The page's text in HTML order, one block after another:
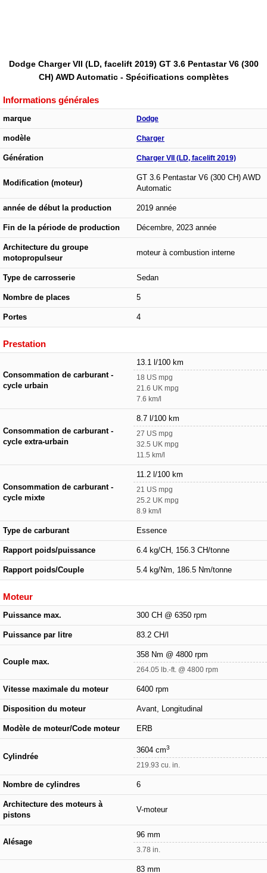
Dodge Charger VII (LD, facelift 2019) GT 3.6 Pentastar V6 (300
CH) AWD Automatic - Spécifications complètes
Informations générales
marque Dodge
modèle Charger
Génération Charger VII (LD, facelift 2019)
Modification (moteur)
GT 3.6 Pentastar V6 (300 CH) AWD
Automatic
année de début la production 2019 année
Fin de la période de production Décembre, 2023 année
Architecture du groupe
motopropulseur
moteur à combustion interne
Type de carrosserie Sedan
Nombre de places 5
Portes 4
Prestation
Consommation de carburant -
cycle urbain
13.1 l/100 km
18 US mpg
21.6 UK mpg
7.6 km/l
Consommation de carburant -
cycle extra-urbain
8.7 l/100 km
27 US mpg
32.5 UK mpg
11.5 km/l
Consommation de carburant -
cycle mixte
11.2 l/100 km
21 US mpg
25.2 UK mpg
8.9 km/l
Type de carburant Essence
Rapport poids/puissance 6.4 kg/CH, 156.3 CH/tonne
Rapport poids/Couple 5.4 kg/Nm, 186.5 Nm/tonne
Moteur
Puissance max. 300 CH @ 6350 rpm
Puissance par litre 83.2 CH/l
Couple max.
358 Nm @ 4800 rpm
264.05 lb.-ft. @ 4800 rpm
Vitesse maximale du moteur 6400 rpm
Disposition du moteur Avant, Longitudinal
Modèle de moteur/Code moteur ERB
Cylindrée
3604 cm3
219.93 cu. in.
Nombre de cylindres 6
Architecture des moteurs à
pistons
V-moteur
Alésage
96 mm
3.78 in.
83 mm